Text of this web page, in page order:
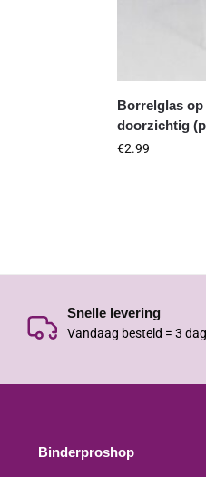
Borrelglas op
doorzichtig
€2.99
Snelle levering
Vandaag besteld = 3
Binderproshop